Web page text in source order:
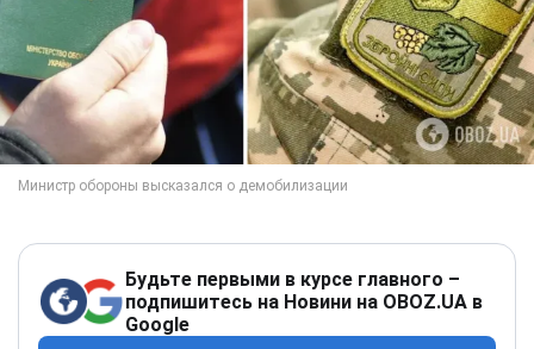
Будьте первыми в курсе главного –
подпишитесь на Новини на OBOZ.UA в
Google